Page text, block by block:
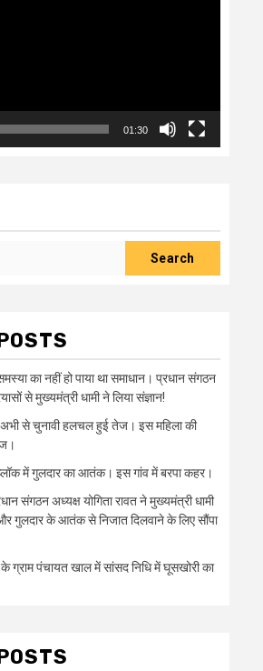
01:30
Search
का नहीं हो पाया था समाधान। प्रधान संगठन
से मुख्यमंत्री धामी ने लिया संज्ञान!
अभी से चुनावी हलचल हुई तेज। इस महिला की
में गुलदार का आतंक। इस गांव में बरपा कहर।
संगठन अध्यक्ष योगिता रावत ने मुख्यमंत्री धामी
गुलदार के आतंक से निजात दिलवाने के लिए सौंपा
ग्राम पंचायत खाल में सांसद निधि में घूसखोरी का